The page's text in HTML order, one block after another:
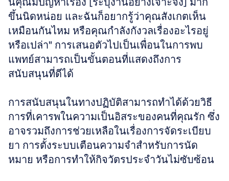
ขึ้นนิดหน่อย และฉันก็อยากรู้ว่าคุณสังเกตเห็น
เหมือนกันไหม หรือคุณกำลังกังวลเรื่องอะไรอยู่
หรือเปล่า" การเสนอตัวไปเป็นเพื่อนในการพบ
แพทย์สามารถเป็นขั้นตอนที่แสดงถึงการ
สนับสนุนที่ดีได้
การสนับสนุนในทางปฏิบัติสามารถทำได้ด้วยวิธี
การที่เคารพในความเป็นอิสระของคนที่คุณรัก ซึ่ง
อาจรวมถึงการช่วยเหลือในเรื่องการจัดระเบียบ
ยา การตั้งระบบเตือนความจำสำหรับการนัด
หมาย หรือการทำให้กิจวัตรประจำวันไม่ซับซ้อน